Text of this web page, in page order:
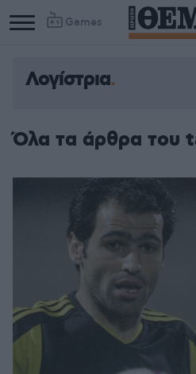
Games
Λογίστρια
Όλα τα άρθρα του